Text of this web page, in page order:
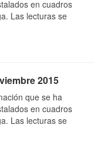
en cuadros
Las lecturas se
2015
que se ha
en cuadros
Las lecturas se